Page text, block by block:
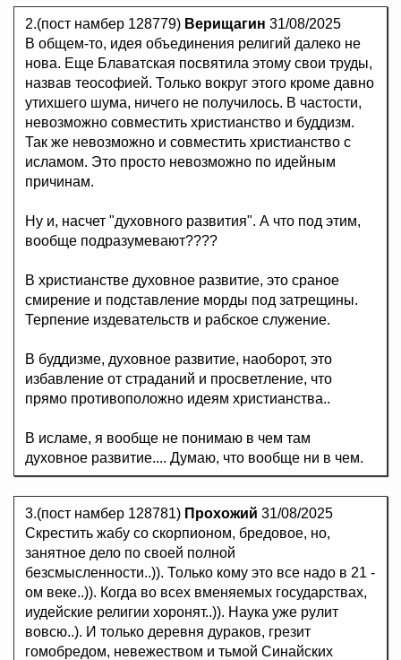
2.(пост намбер 128779) Верищагин 31/08/2025
В общем-то, идея объединения религий далеко не
нова. Еще Блаватская посвятила этому свои труды,
назвав теософией. Только вокруг этого кроме давно
утихшего шума, ничего не получилось. В частости,
невозможно совместить христианство и буддизм.
Так же невозможно и совместить христианство с
исламом. Это просто невозможно по идейным
причинам.
Ну и, насчет "духовного развития". А что под этим,
вообще подразумевают????
В христианстве духовное развитие, это сраное
смирение и подставление морды под затрещины.
Терпение издевательств и рабское служение.
В буддизме, духовное развитие, наоборот, это
избавление от страданий и просветление, что
прямо противоположно идеям христианства..
В исламе, я вообще не понимаю в чем там
духовное развитие.... Думаю, что вообще ни в чем.
3.(пост намбер 128781) Прохожий 31/08/2025
Скрестить жабу со скорпионом, бредовое, но,
занятное дело по своей полной
безсмысленности..)). Только кому это все надо в 21 -
ом веке..)). Когда во всех вменяемых государствах,
иудейские религии хоронят..)). Наука уже рулит
вовсю..). И только деревня дураков, грезит
гомобредом, невежеством и тьмой Синайских